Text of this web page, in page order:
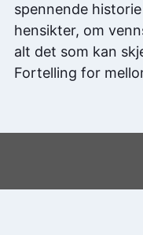
spennende
hensikter, om
alt det som kan
Fortelling for